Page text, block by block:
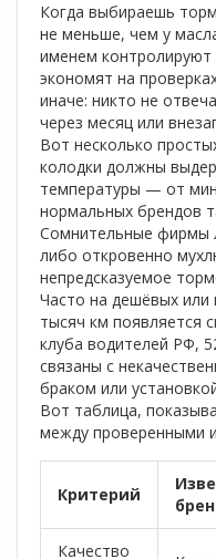
Когда выбираешь
не меньше, чем у
именем контролируют
экономят на
иначе: никто не
через месяц или
Вот несколько
колодки должны
температуры — от
нормальных брендов
Сомнительные фирмы
либо откровенно
непредсказуемое
Часто на дешёвых или
тысяч км появляется
клуба водителей РФ,
связаны с
браком или
Вот таблица,
между проверенными
Критерий
Качество